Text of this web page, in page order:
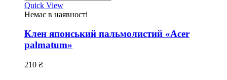
Quick View
Немає в наявності
Клен японський пальмолистий «Acer
palmatum»
210 ₴